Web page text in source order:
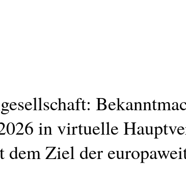
in virtuelle
Ziel der